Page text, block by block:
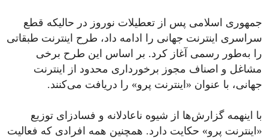
جمهوری اسلامی پس از تعطیلات نوروز در حالیکه قطع
سراسری اینترنت جهانی را ادامه داد، طرح اینترنت طبقاتی
را به‌طور رسمی آغاز کرد. بر اساس این طرح برخی
مشاغل و اصناف مجوز برخورداری محدود از اینترنت
جهانی، با عنوان «اینترنت پرو» را دریافت می‌کنند.
با اینهمه گزارش‌ها از شیوه ناعادلانه و فسادزای توزیع
«اینترنت پرو» حکایت دارد. همچنین همه افرادی که فعالیت